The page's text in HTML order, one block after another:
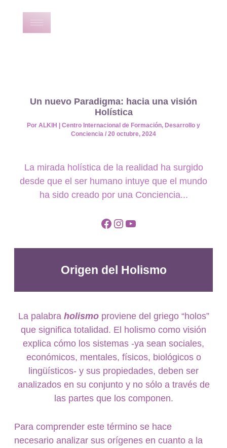
contenido
Un nuevo Paradigma: hacia una visión
Holística
Por ALKIH | Centro Internacional de Formación, Desarrollo y
Conciencia / 20 octubre, 2024
La mirada holística de la realidad ha surgido
desde que el ser humano intuye que el mundo
ha sido creado por una Conciencia...
Origen del Holismo
La palabra holismoproviene del griego “holos”
que significa totalidad. El holismo como visión
explica cómo los sistemas -ya sean sociales,
económicos, mentales, físicos, biológicos o
lingüísticos- y sus propiedades, deben ser
analizados en su conjunto y no sólo a través de
las partes que los componen.
Para comprender este término se hace
necesario analizar sus orígenes en cuanto a la